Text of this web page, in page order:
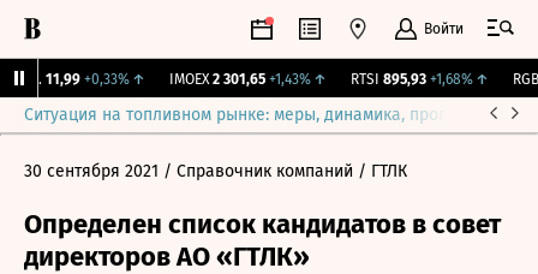
Войти
11,99 +0,33%↑ IMOEX 2 301,65 +1,43%↑ RTSI 895,93 +1,68% ↑ RGBI
Ситуация на топливном рынке: меры, динамика, прогнозы
30 сентября 2021 / Справочник компаний / ГТЛК
Определен список кандидатов в совет
директоров АО «ГТЛК»